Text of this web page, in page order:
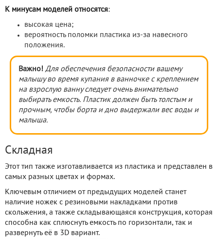
К минусам моделей относятся:
высокая цена;
вероятность поломки пластика из-за навесного
положения.
Важно! Для обеспечения безопасности вашему
малышу во время купания в ванночке с креплением
на взрослую ванну следует очень внимательно
выбирать емкость. Пластик должен быть толстым и
прочным, чтобы борта и дно выдержали вес воды и
малыша.
Складная
Этот тип также изготавливается из пластика и представлен в
самых разных цветах и формах.
Ключевым отличием от предыдущих моделей станет
наличие ножек с резиновыми накладками против
скольжения, а также складывающаяся конструкция, которая
способна как сплюснуть емкость по горизонтали, так и
развернуть её в 3D вариант.